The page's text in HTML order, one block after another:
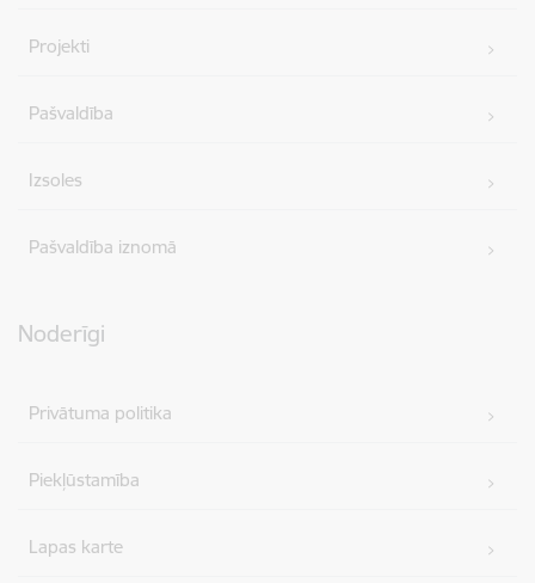
Projekti
Pašvaldība
Izsoles
Pašvaldība iznomā
Noderīgi
Privātuma politika
Piekļūstamība
Lapas karte